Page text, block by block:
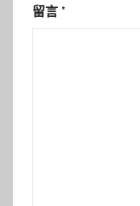
留言 *